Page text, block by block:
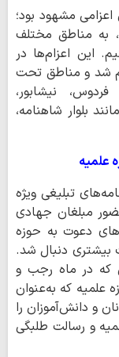
اعزامی مشهود بود؛
توانمند را، به مناطق مختلف
این اعزام‌ها در
شد و مناطق تحت
نیشابور،
بلوار شاهنامه،
علمیه
تبلیغی ویژه
مبلغان جهادی
دعوت به حوزه
بیشتری دنبال شد.
که در ماه رجب و
علمیه که به‌عنوان
و دانش‌آموزان را
و رسالت طلبگی